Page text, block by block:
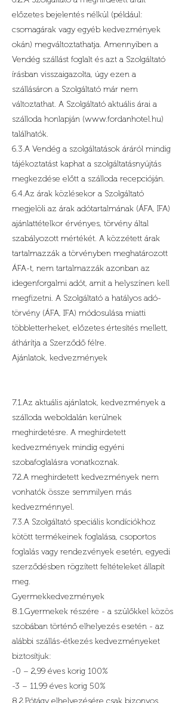
előzetes bejelentés nélkül (például:
csomagárak vagy egyéb kedvezmények
okán) megváltoztathatja. Amennyiben a
Vendég szállást foglalt és azt a Szolgáltató
írásban visszaigazolta, úgy ezen a
szállásáron a Szolgáltató már nem
változtathat. A Szolgáltató aktuális árai a
szálloda honlapján (www.fordanhotel.hu)
találhatók.
6.3.A Vendég a szolgáltatások áráról mindig
tájékoztatást kaphat a szolgáltatásnyújtás
megkezdése előtt a szálloda recepcióján.
6.4.Az árak közlésekor a Szolgáltató
megjelöli az árak adótartalmának (ÁFA, IFA)
ajánlattételkor érvényes, törvény által
szabályozott mértékét. A közzétett árak
tartalmazzák a törvényben meghatározott
ÁFA-t, nem tartalmazzák azonban az
idegenforgalmi adót, amit a helyszínen kell
megfizetni. A Szolgáltató a hatályos adó-
törvény (ÁFA, IFA) módosulása miatti
többletterheket, előzetes értesítés mellett,
áthárítja a Szerződő félre.
Ajánlatok, kedvezmények
7.1.Az aktuális ajánlatok, kedvezmények a
szálloda weboldalán kerülnek
meghirdetésre. A meghirdetett
kedvezmények mindig egyéni
szobafoglalásra vonatkoznak.
7.2.A meghirdetett kedvezmények nem
vonhatók össze semmilyen más
kedvezménnyel.
7.3.A Szolgáltató speciális kondíciókhoz
kötött termékeinek foglalása, csoportos
foglalás vagy rendezvények esetén, egyedi
szerződésben rögzített feltételeket állapít
meg.
Gyermekkedvezmények
8.1.Gyermekek részére - a szülőkkel közös
szobában történő elhelyezés esetén - az
alábbi szállás-étkezés kedvezményeket
biztosítjuk:
-0 – 2,99 éves korig 100%
-3 – 11,99 éves korig 50%
8.2.Pótágy elhelyezésére csak bizonyos